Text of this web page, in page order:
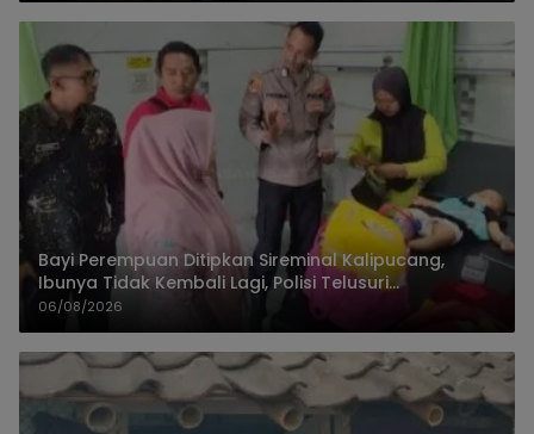
Bayi Perempuan Ditipkan Sireminal Kalipucang,
Ibunya Tidak Kembali Lagi, Polisi Telusuri
Keberadaan Orang Tua
06/08/2026